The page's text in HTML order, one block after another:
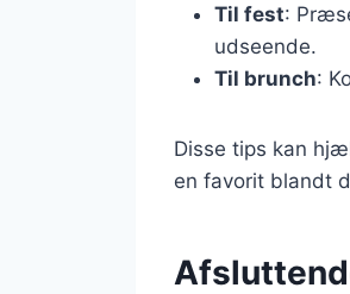
Til fest:
udseende.
Til brunch:
Disse tips kan
en favorit blandt